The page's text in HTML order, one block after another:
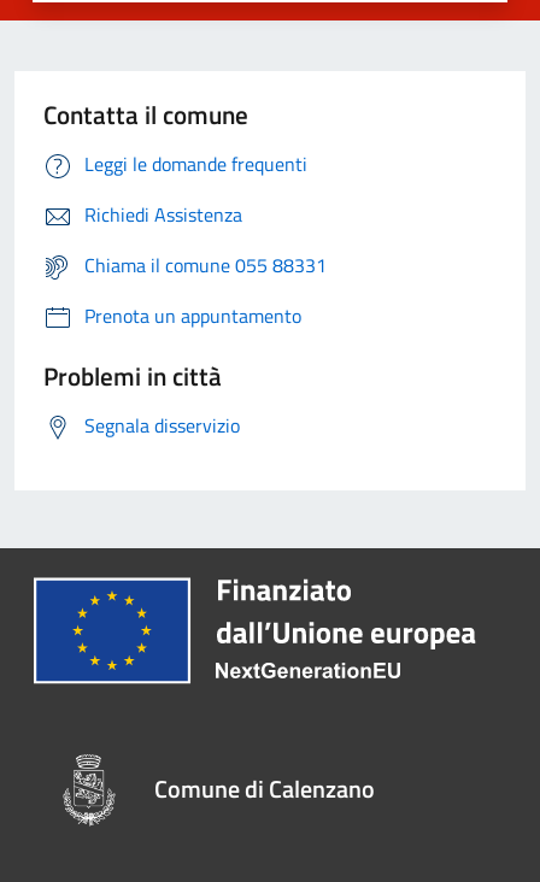
Contatta il comune
Leggi le domande frequenti
Richiedi Assistenza
Chiama il comune 055 88331
Prenota un appuntamento
Problemi in città
Segnala disservizio
Comune di Calenzano